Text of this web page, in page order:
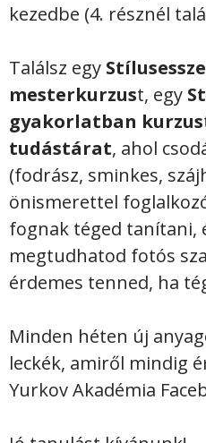
kezedbe (4. résznél
Találsz egy
mesterkurzust, egy
gyakorlatban kurzus
tudástárat, ahol
(fodrász, sminkes,
önismerettel
fognak téged tanítani,
megtudhatod fotós
érdemes tenned, ha
Minden héten új
leckék, amiről mindig
Yurkov Akadémia